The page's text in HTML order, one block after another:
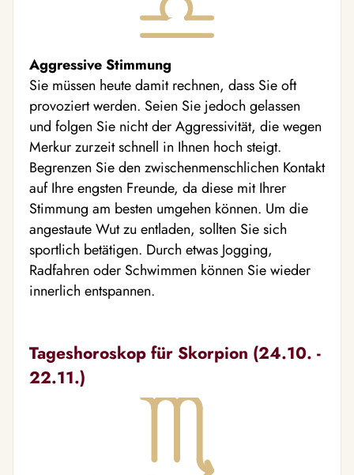
Aggressive Stimmung
Sie müssen heute damit rechnen, dass Sie oft
provoziert werden. Seien Sie jedoch gelassen
und folgen Sie nicht der Aggressivität, die wegen
Merkur zurzeit schnell in Ihnen hoch steigt.
Begrenzen Sie den zwischenmenschlichen Kontakt
auf Ihre engsten Freunde, da diese mit Ihrer
Stimmung am besten umgehen können. Um die
angestaute Wut zu entladen, sollten Sie sich
sportlich betätigen. Durch etwas Jogging,
Radfahren oder Schwimmen können Sie wieder
innerlich entspannen.
Tageshoroskop für Skorpion (24.10. -
22.11.)